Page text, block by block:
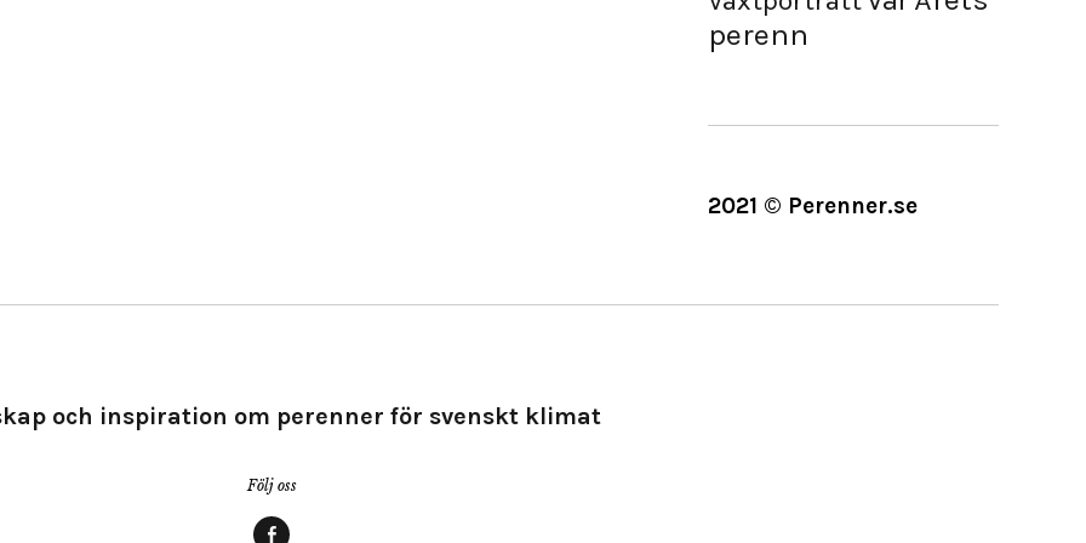
perenn
2021 © Perenner.se
och inspiration om perenner för svenskt klimat
Följ oss